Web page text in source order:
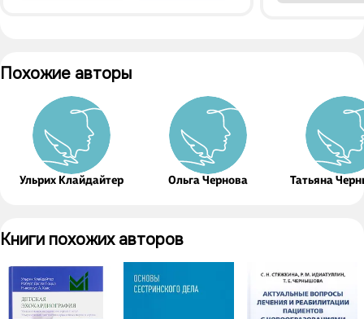
Похожие авторы
Ульрих Клайдайтер Ольга Чернова Татьяна
Книги похожих авторов